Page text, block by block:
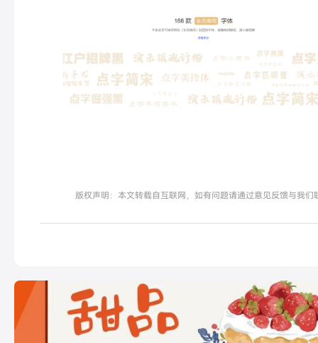
版权声明：本文转载自互联网，如有问题请通过意见反馈与我们